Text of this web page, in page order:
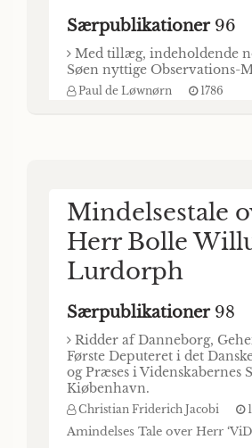
Særpublikationer 96
Med tillæg, indeholdende
Søen nyttige Observations-
Paul de Løwnørn 1786
Adjutant, Capitain-Lieutenant,
det kongelige Soekaart-Archiv,
det kongelige danste
i Bre
Mindelsestale
Herr Bolle
Lurdorph
Særpublikationer 98
Ridder af Danneborg,
Første Deputeret i det
og Præses i Videnskabernes
Kiøbenhavn.
Christian Friderich Jacobi
Amindelses Tale over Herr